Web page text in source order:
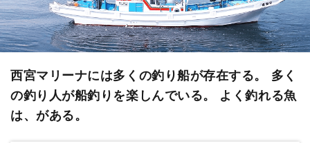
西宮マリーナには多くの釣り船が存在する。 多く
の釣り人が船釣りを楽しんでいる。 よく釣れる魚
は、がある。